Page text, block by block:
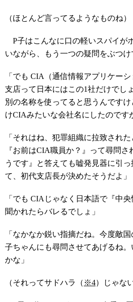
（ほとんど言ってるようなものね）
P子はこんなに口の軽いスパイが
いながら、もう一つの疑問をぶつけ
「でも CIA（通信情報アプリケー
支店って日本にはこの1社だけでし
別の名称を使ってると思うんです
けCIAみたいな会社名にしたのです
「それはね、犯罪組織に拉致され
『お前はCIA職員か？』って尋問
うです』と答えても嘘発見器に引
て、初代支店長が決めたそうだよ」
「でも CIAじゃなく日本語で『中
聞かれたらバレるでしょ」
「なかなか鋭い指摘だね。今度敵
子ちゃんにも尋問させてあげるね
かな」
（それってサドハラ（ ※4）じゃな